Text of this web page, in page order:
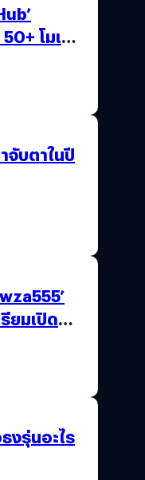
โมเดล
จับตาในปี
ยมเปิด
งรุ่นอะไร